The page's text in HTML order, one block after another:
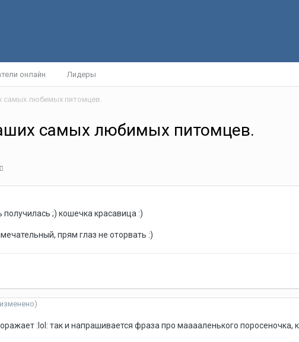
онлайн Лидеры
самых любимых питомцев.
самых любимых питомцев.
получилась ;) кошечка красавица :)
прям глаз не оторвать :)
:lol: так и напрашивается фраза про мааааленького поросеночка,